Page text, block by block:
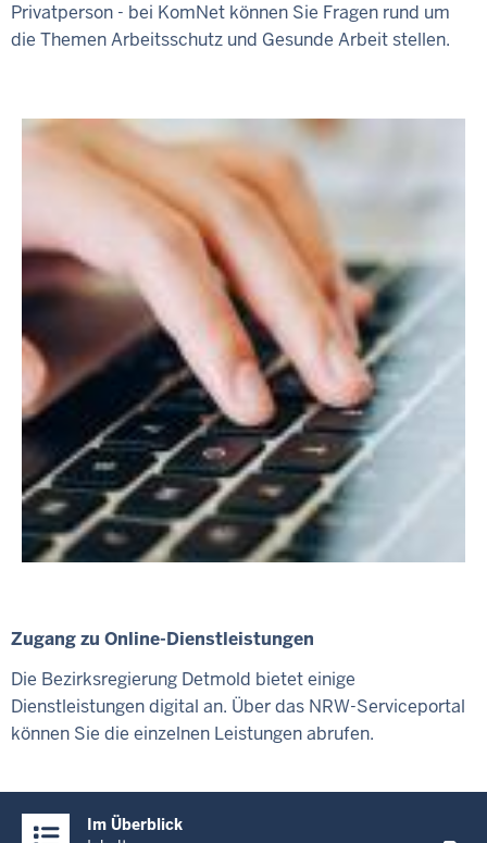
Privatperson - bei KomNet können Sie Fragen rund um
die Themen Arbeitsschutz und Gesunde Arbeit stellen.
Zugang zu Online-Dienstleistungen
Die Bezirksregierung Detmold bietet einige
Dienstleistungen digital an. Über das NRW-Serviceportal
können Sie die einzelnen Leistungen abrufen.
Inhalte
Im Überblick